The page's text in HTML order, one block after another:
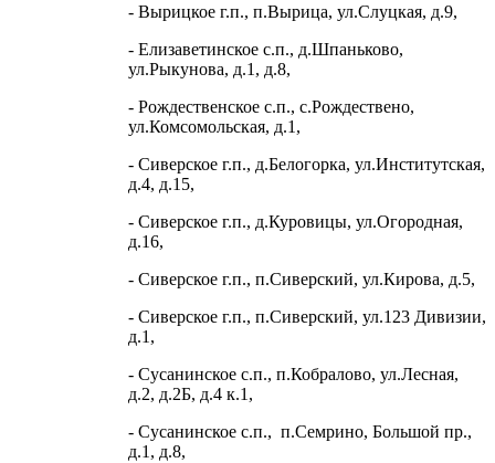
- Вырицкое г.п., п.Вырица, ул.Слуцкая, д.9,
- Елизаветинское с.п., д.Шпаньково,
ул.Рыкунова, д.1, д.8,
- Рождественское с.п., с.Рождествено,
ул.Комсомольская, д.1,
- Сиверское г.п., д.Белогорка, ул.Институтская,
д.4, д.15,
- Сиверское г.п., д.Куровицы, ул.Огородная,
д.16,
- Сиверское г.п., п.Сиверский, ул.Кирова, д.5,
- Сиверское г.п., п.Сиверский, ул.123 Дивизии,
д.1,
- Сусанинское с.п., п.Кобралово, ул.Лесная,
д.2, д.2Б, д.4 к.1,
- Сусанинское с.п., п.Семрино, Большой пр.,
д.1, д.8,